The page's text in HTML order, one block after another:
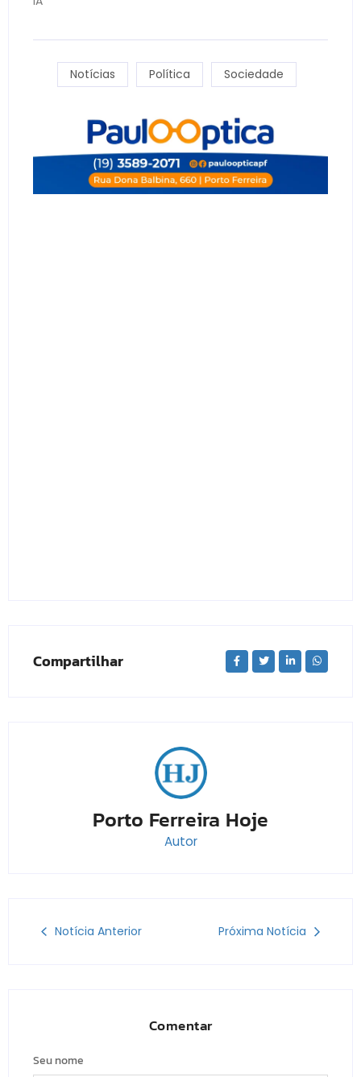
Notícias Política Sociedade
Compartilhar
Porto Ferreira Hoje
Autor
Notícia Anterior Próxima Notícia
Comentar
Seu nome